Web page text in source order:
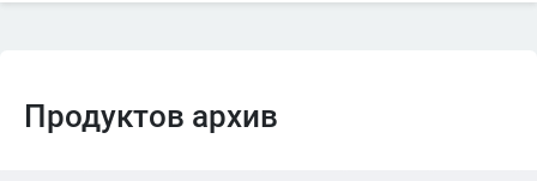
Продуктов архив